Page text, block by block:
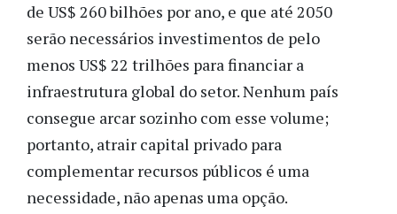
de US$ 260 bilhões por ano, e que até 2050
serão necessários investimentos de pelo
menos US$ 22 trilhões para financiar a
infraestrutura global do setor. Nenhum país
consegue arcar sozinho com esse volume;
portanto, atrair capital privado para
complementar recursos públicos é uma
necessidade, não apenas uma opção.